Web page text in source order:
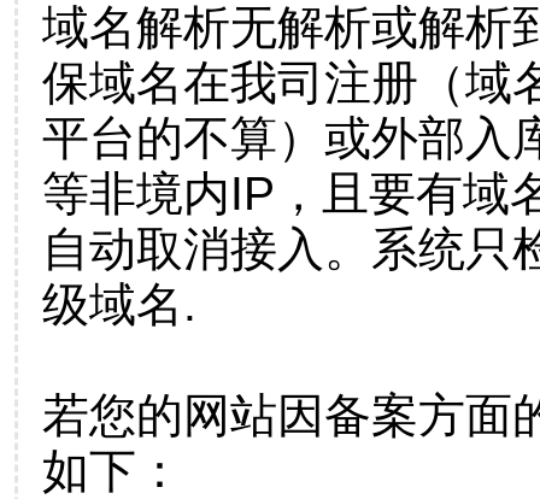
域名解析无解析或解析
保域名在我司注册（域
平台的不算）或外部入
等非境内IP，且要有域
自动取消接入。系统只
级域名.
若您的网站因备案方面
如下：